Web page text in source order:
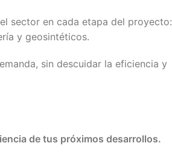
sector en cada etapa del proyecto:
y geosintéticos.
sin descuidar la eficiencia y
de tus próximos desarrollos.